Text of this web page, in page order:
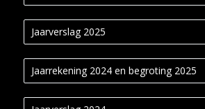
Jaarverslag 2025
Jaarrekening 2024 en begroting 2025